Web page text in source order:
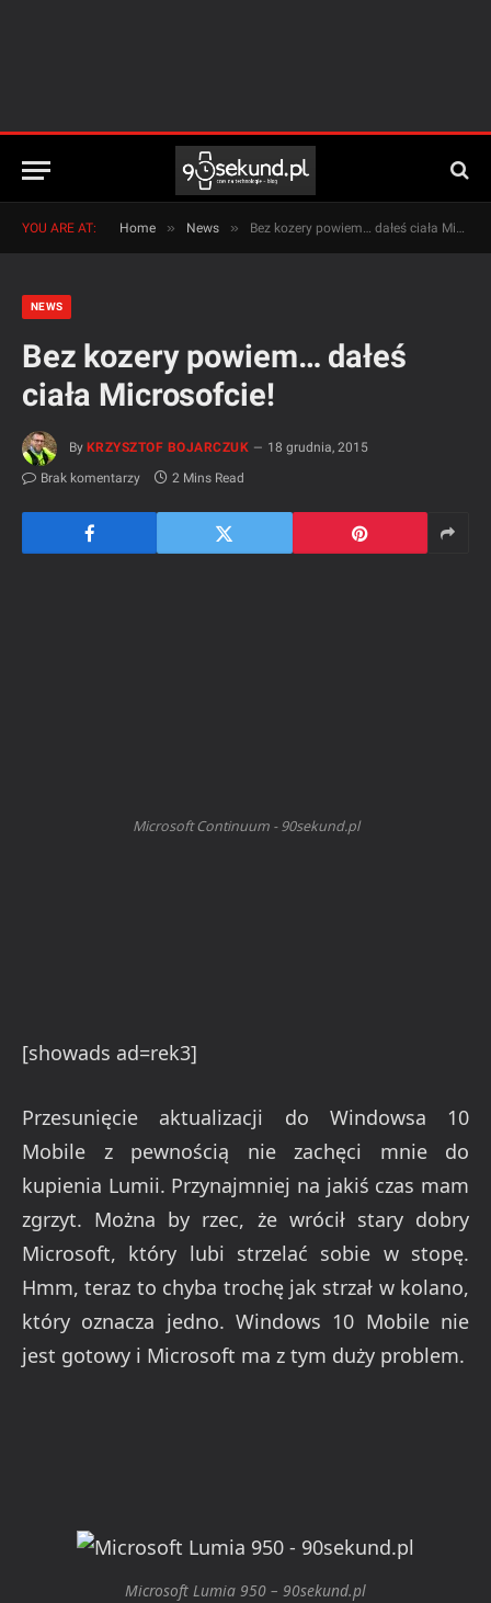
YOU ARE AT: Home » News » Bez kozery powiem… dałeś ciała Microsofcie!
NEWS
Bez kozery powiem… dałeś
ciała Microsofcie!
By KRZYSZTOF BOJARCZUK
18 grudnia, 2015
Brak komentarzy
2 Mins Read
Microsoft Continuum - 90sekund.pl
[showads ad=rek3]
Przesunięcie aktualizacji do Windowsa 10
Mobile z pewnością nie zachęci mnie do
kupienia Lumii. Przynajmniej na jakiś czas mam
zgrzyt. Można by rzec, że wrócił stary dobry
Microsoft, który lubi strzelać sobie w stopę.
Hmm, teraz to chyba trochę jak strzał w kolano,
który oznacza jedno. Windows 10 Mobile nie
jest gotowy i Microsoft ma z tym duży problem.
Microsoft Lumia 950 – 90sekund.pl